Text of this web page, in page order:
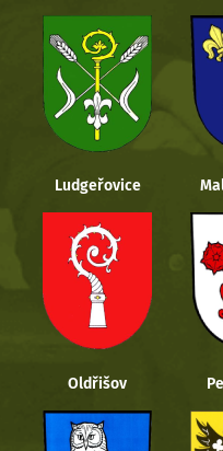
Ludgeřovice
Oldřišov